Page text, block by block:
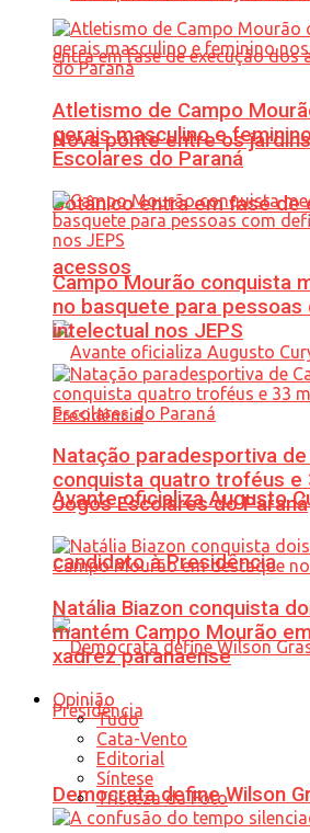
Nova ponte entre os
Botânico entra em fase de
acessos
Avante oficializa Augusto
candidato à Presidência
Democrata define Wilson
Atletismo de Campo
gerais masculino e
Escolares do Paraná
Campo Mourão conquista
no basquete para
intelectual nos JEPS
Natação paradesportiva
conquista quatro troféus e
Jogos Escolares do Paraná
Natália Biazon conquista
mantém Campo Mourão
xadrez paranaense
Opinião
Tudo
Cata-Vento
Editorial
Síntese
Tristeza da Foto